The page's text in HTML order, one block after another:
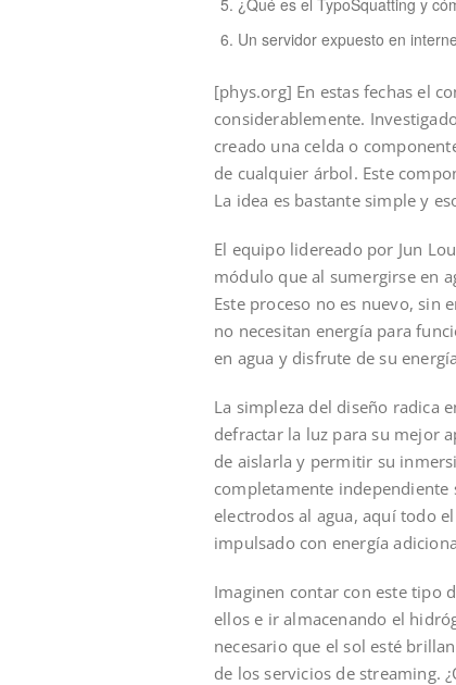
Un servidor expuesto en
[phys.org] En estas fechas el
considerablemente.
creado una celda o
de cualquier árbol. Este
La idea es bastante simple y
El equipo lidereado por Jun
módulo que al sumergirse en
Este proceso no es nuevo, sin
no necesitan energía para
en agua y disfrute de su
La simpleza del diseño radica
defractar la luz para su mejor
de aislarla y permitir su
completamente independiente
electrodos al agua, aquí todo
impulsado con energía
Imaginen contar con este tipo
ellos e ir almacenando el
necesario que el sol esté
de los servicios de streaming.